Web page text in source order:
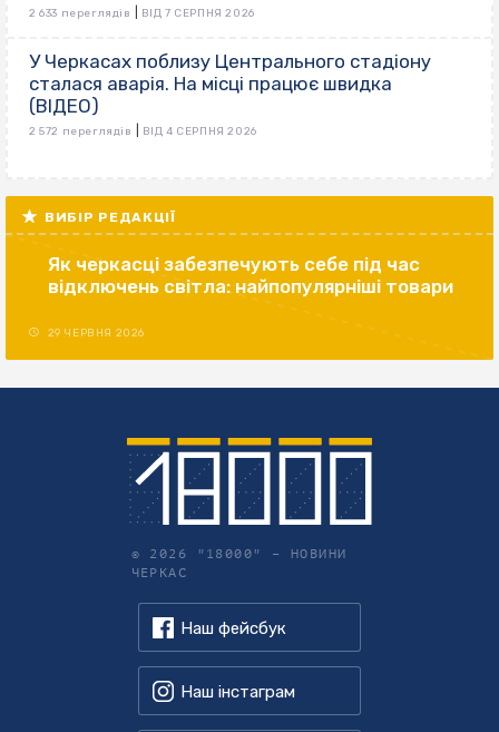
2 633 переглядів ВІД 7 СЕРПНЯ 2026
У Черкасах поблизу Центрального стадіону
сталася аварія. На місці працює швидка
(ВІДЕО)
2 572 переглядів ВІД 4 СЕРПНЯ 2026
ВИБІР РЕДАКЦІЇ
Як черкасці забезпечують себе під час
відключень світла: найпопулярніші товари
29 ЧЕРВНЯ 2026
© 2026 "18000" – НОВИНИ
ЧЕРКАС
Наш фейсбук
Наш інстаграм